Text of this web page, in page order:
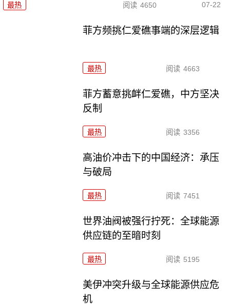
最热 阅读 4650 07-22
菲方频挑仁爱礁事端的深层逻辑
最热 阅读 4663
菲方蓄意挑衅仁爱礁，中方坚决
反制
最热 阅读 3356
高油价冲击下的中国经济：承压
与破局
最热 阅读 7451
世界油阀被强行拧死：全球能源
供应链的至暗时刻
最热 阅读 5195
美伊冲突升级与全球能源供应危
机